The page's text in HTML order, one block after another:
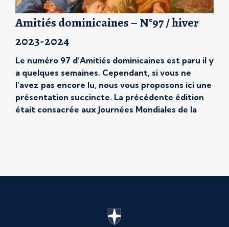
Amitiés dominicaines – N°97 / hiver
2023-2024
Le numéro 97 d’Amitiés dominicaines est paru il y
a quelques semaines. Cependant, si vous ne
l’avez pas encore lu, nous vous proposons ici une
présentation succincte. La précédente édition
était consacrée aux Journées Mondiales de la